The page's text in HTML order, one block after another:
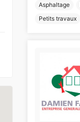
Asphaltage
Petits travaux